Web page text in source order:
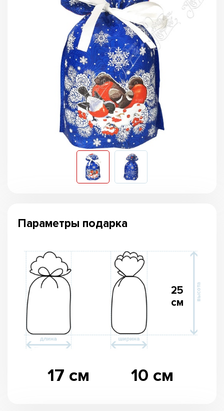
Параметры подарка
17 см 10 см
25
см